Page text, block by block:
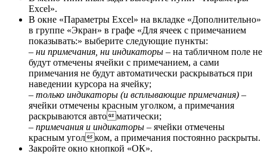
Excel».
В окне «Параметры Excel» на вкладке «Дополнительно»
в группе «Экран» в графе «Для ячеек с примечанием
показывать:» выберите следующие пункты:
– ни примечания, ни индикаторы – на табличном поле не
будут отмечены ячейки с примечанием, а сами
примечания не будут автоматически раскрываться при
наведении курсора на ячейку;
– только индикаторы (и всплывающие примечания) –
ячейки отмечены красным уголком, а примечания
раскрываются автоматически;
– примечания и индикаторы – ячейки отмечены
красным уголком, а примечания постоянно раскрыты.
Закройте окно кнопкой «ОК».